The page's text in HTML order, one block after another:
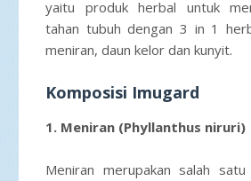
yaitu produk herbal untuk
tahan tubuh dengan 3 in 1
meniran, daun kelor dan kunyit.
Komposisi Imugard
1. Meniran (Phyllanthus niruri)
Meniran merupakan salah satu